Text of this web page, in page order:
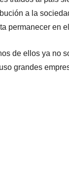
a la
permanecer en
de ellos ya no
grandes